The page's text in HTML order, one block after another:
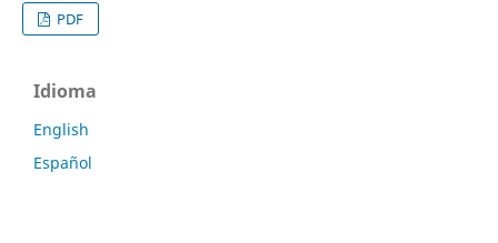
PDF
Idioma
English
Español